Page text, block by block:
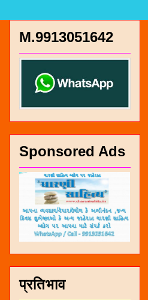
M.9913051642
Sponsored Ads
प्रतिभाव